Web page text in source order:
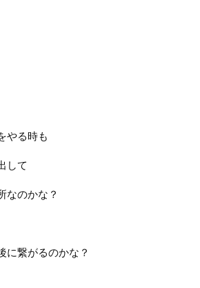
やる時も
して
なのかな？
に繋がるのかな？